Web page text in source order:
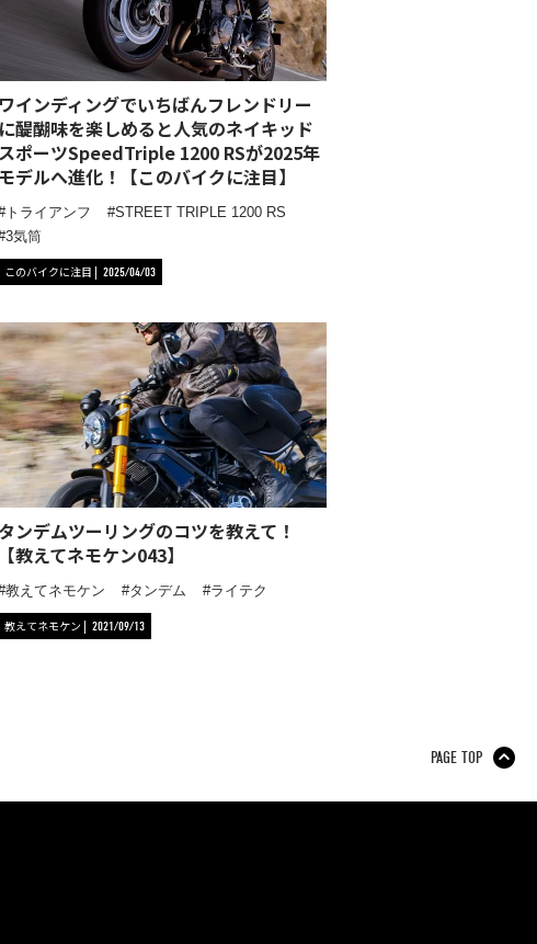
ワインディングでいちばんフレンドリー
に醍醐味を楽しめると人気のネイキッド
スポーツSpeedTriple 1200 RSが2025年
モデルへ進化！【このバイクに注目】
トライアンフ
STREET TRIPLE 1200 RS
3気筒
このバイクに注目 2025/04/03
タンデムツーリングのコツを教えて！
【教えてネモケン043】
教えてネモケン タンデム ライテク
教えてネモケン 2021/09/13
PAGE TOP